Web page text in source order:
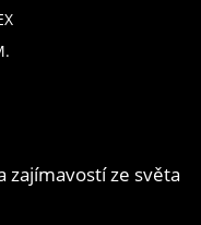
zajímavostí ze světa